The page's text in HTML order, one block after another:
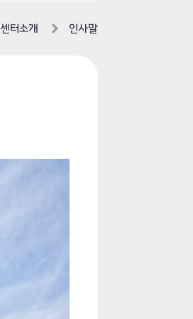
센터소개 인사말